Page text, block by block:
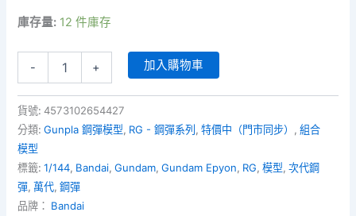
庫存量: 12 件庫存
-
OZ-
13MS
Gundam
Epyon
(1/144)
次
代
+ 加入購物車
貨號:4573102654427
分類:Gunpla 鋼彈模型, RG - 鋼彈系列 ,特價中（門市同步） ,組合
模型
標籤:1/144, Bandai,Gundam,Gundam Epyon, RG,模型,次代鋼
彈,萬代,鋼彈
品牌： Bandai